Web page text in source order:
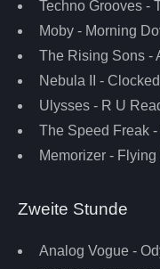
Techno Grooves -
Moby - Morning
The Rising Sons -
Nebula II -
Ulysses - R U
The Speed Freak
Memorizer -
Zweite Stunde
Analog Vogue -